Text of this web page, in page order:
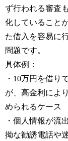
ず行われる審査
化していること
た借入を容易に
問題です。
具体例：
・10万円を借り
が、高金利によ
められるケース
・個人情報が流
拗な勧誘電話や